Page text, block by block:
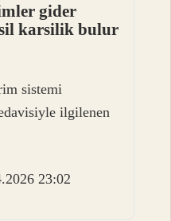
gider
karsilik bulur
sistemi
ilgilenen
23:02